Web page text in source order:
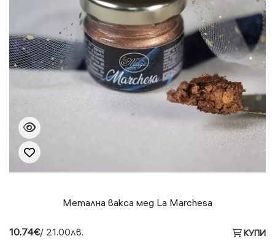
Метална вакса мед La Marchesa
10.74€/ 21.00лв. КУПИ